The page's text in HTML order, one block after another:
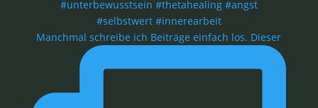
Manchmal schreibe ich Beiträge einfach los. Dieser